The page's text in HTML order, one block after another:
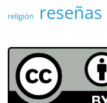
religión reseñas